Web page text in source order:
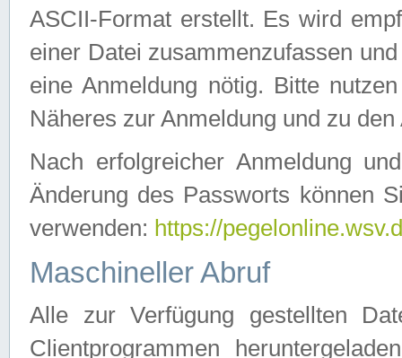
ASCII-Format erstellt. Es wird
einer Datei zusammenzufassen
eine Anmeldung nötig. Bitte
Näheres zur Anmeldung und zu
Nach erfolgreicher Anmeldung
Änderung des Passworts können
verwenden: https://
Maschineller Abruf
Alle zur Verfügung gestellten
Clientprogrammen